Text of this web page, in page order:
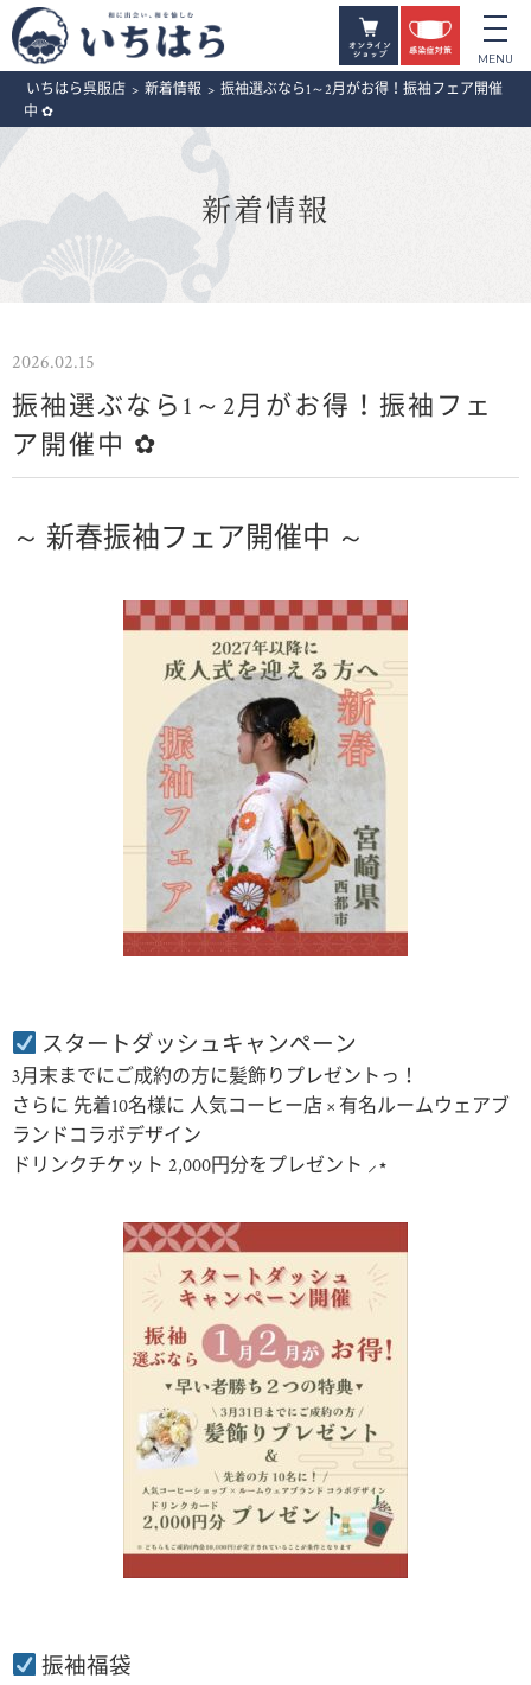
いちはら呉服店 > 新着情報 > 振袖選ぶなら1～2月がお得！振袖フェア開催
中 ✿
新着情報
2026.02.15
振袖選ぶなら1～2月がお得！振袖フェ
ア開催中 ✿
～ 新春振袖フェア開催中 ～
スタートダッシュキャンペーン
3月末までにご成約の方に髪飾りプレゼントっ！
さらに 先着10名様に 人気コーヒー店 × 有名ルームウェアブ
ランドコラボデザイン
ドリンクチケット 2,000円分をプレゼント ⸝⋆
振袖福袋